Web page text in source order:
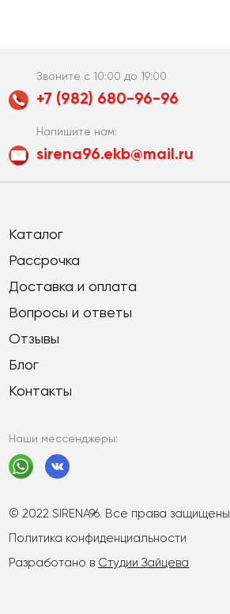
Звоните с 10:00 до 19:00
+7 (982) 680-96-96
Напишите нам:
sirena96.ekb@mail.ru
© 2022 SIRENA96. Все права защищены
Политика конфиденциальности
Разработано в Студии Зайцева
Каталог
Рассрочка
Доставка и оплата
Вопросы и ответы
Отзывы
Блог
Контакты
Наши мессенджеры: